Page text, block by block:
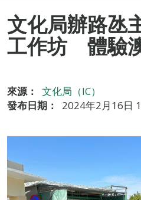
文化局辦路氹
工作坊 體驗
來源：
文化局（IC）
發布日期：
2024年2月16日